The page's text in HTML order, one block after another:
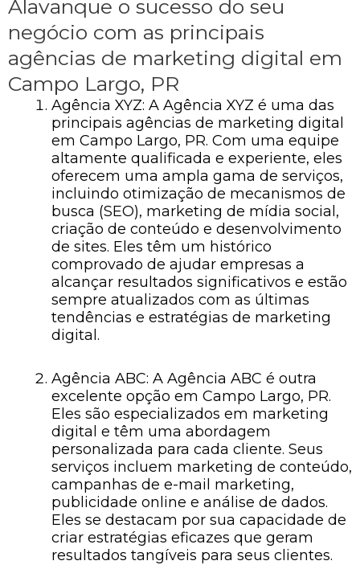
Alavanque o sucesso do seu
negócio com as principais
agências de marketing digital em
Campo Largo, PR
Agência XYZ: A Agência XYZ é uma das
principais agências de marketing digital
em Campo Largo, PR. Com uma equipe
altamente qualificada e experiente, eles
oferecem uma ampla gama de serviços,
incluindo otimização de mecanismos de
busca (SEO), marketing de mídia social,
criação de conteúdo e desenvolvimento
de sites. Eles têm um histórico
comprovado de ajudar empresas a
alcançar resultados significativos e estão
sempre atualizados com as últimas
tendências e estratégias de marketing
digital.
Agência ABC: A Agência ABC é outra
excelente opção em Campo Largo, PR.
Eles são especializados em marketing
digital e têm uma abordagem
personalizada para cada cliente. Seus
serviços incluem marketing de conteúdo,
campanhas de e-mail marketing,
publicidade online e análise de dados.
Eles se destacam por sua capacidade de
criar estratégias eficazes que geram
resultados tangíveis para seus clientes.